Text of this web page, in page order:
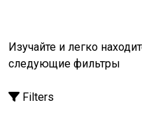
Изучайте и легко
следующие фильтры
Filters